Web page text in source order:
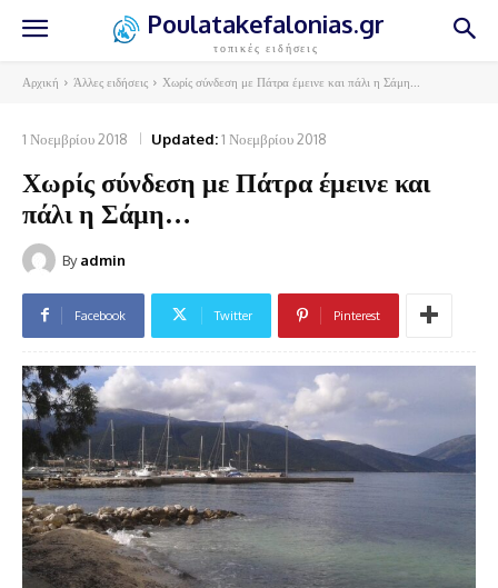
Poulatakefalonias.gr
τοπικές ειδήσεις
Αρχική Άλλες ειδήσεις Χωρίς σύνδεση με Πάτρα έμεινε και πάλι η Σάμη...
1 Νοεμβρίου 2018 Updated:1 Νοεμβρίου 2018
Χωρίς σύνδεση με Πάτρα έμεινε και
πάλι η Σάμη…
By admin
Facebook Twitter Pinterest